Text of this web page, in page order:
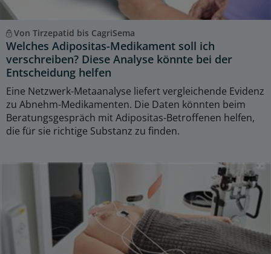
Von Tirzepatid bis CagriSema
Welches Adipositas-Medikament soll ich
verschreiben? Diese Analyse könnte bei der
Entscheidung helfen
Eine Netzwerk-Metaanalyse liefert vergleichende Evidenz
zu Abnehm-Medikamenten. Die Daten könnten beim
Beratungsgespräch mit Adipositas-Betroffenen helfen,
die für sie richtige Substanz zu finden.